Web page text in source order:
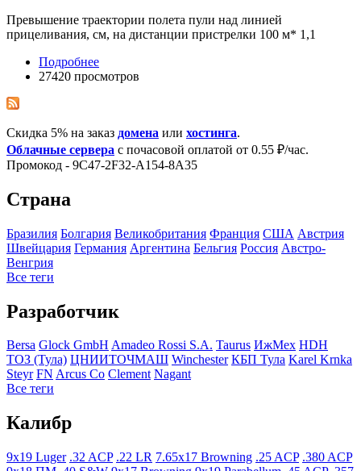
Превышение траектории полета пули над линией
прицеливания, см, на дистанции пристрелки 100 м* 1,1
Подробнее
27420 просмотров
Скидка 5% на заказ домена или хостинга.
Облачные сервера с почасовой оплатой от 0.55 ₽/час.
Промокод - 9C47-2F32-A154-8A35
Страна
Бразилия Болгария Великобритания Франция США Австрия
Швейцария Германия Аргентина Бельгия Росcия Австро-
Венгрия
Все теги
Разработчик
Bersa Glock GmbH Amadeo Rossi S.A. Taurus ИжМех HDH
ТОЗ (Тула) ЦНИИТОЧМАШ Winchester КБП Тула Karel Krnka
Steyr FN Arcus Co Clement Nagant
Все теги
Калибр
9x19 Luger .32 ACP .22 LR 7.65x17 Browning .25 ACP .380 ACP